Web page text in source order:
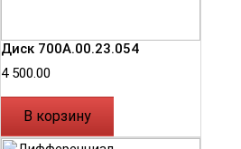
Диск 700А.00.23.054
4 500.00
В корзину